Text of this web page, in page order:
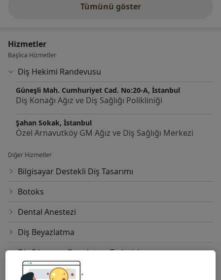
protezler diğer çalışma alanlarımdandır. Ayrıca
Tümünü gösterdeneyim hakkında
Hizmetler
Başlıca Hizmetler
Diş Hekimi Randevusu
Güneşli Mah. Cumhuriyet Cad. No:20-A, İstanbul
Diş Konağı Ağız ve Diş Sağlığı Polikliniği
Şahan Sokak, İstanbul
Özel Arnavutköy GM Ağız ve Diş Sağlığı Merkezi
Diğer Hizmetler
Bilgisayar Destekli Diş Tasarımı
Botoks
Dental Anestezi
Diş Beyazlatma
Diş Sıkma ve Gıcırdatma Tedavisi
E-Max Diş Kaplama